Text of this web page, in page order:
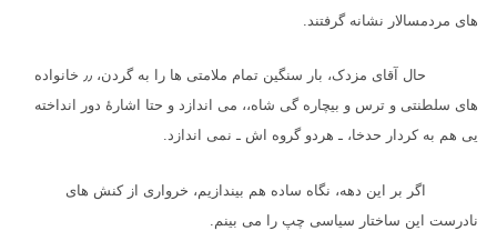
های مردمسالار نشانه گرفتند.
حال آقای مزدک، بار سنگین تمام ملامتی ها را به گردن، ٫٫ خانواده
های سلطنتی و ترس و بیچاره گی شاه،، می اندازد و حتا اشارهٔ دور انداخته
یی هم به کردار حدخا، ـ هردو گروه اش ـ نمی اندازد.
اگر بر این دهه، نگاه ساده هم بیندازیم، خرواری از کنش های
نادرست این ساختار سیاسی چپ را می بینم.